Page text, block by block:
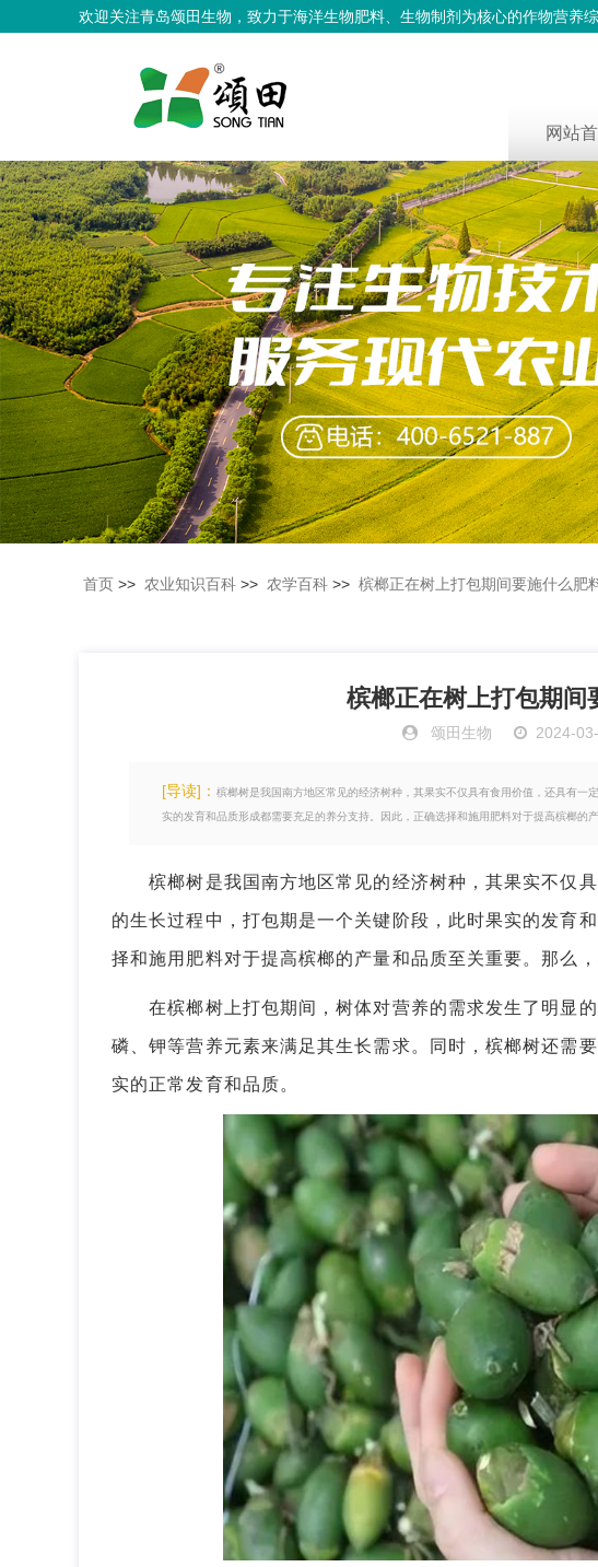
欢迎关注青岛颂田生物，致力于海洋生物肥料、生物制剂为核心的作物营养
网站
首页 >> 农业知识百科 >> 农学百科 >> 槟榔正在树上打包期间要施什么肥
槟榔正在树上打包期间
颂田生物 2024-
[导读]： 槟榔树是我国南方地区常见的经济树种，其果实不仅具有食用价值，还具有一
实的发育和品质形成都需要充足的养分支持。因此，正确选择和施用肥料对于提高槟榔的产
槟榔树是我国南方地区常见的经济树种，其果实不仅具
的生长过程中，打包期是一个关键阶段，此时果实的发育
择和施用肥料对于提高槟榔的产量和品质至关重要。那么，
在槟榔树上打包期间，树体对营养的需求发生了明显的
磷、钾等营养元素来满足其生长需求。同时，槟榔树还需
实的正常发育和品质。